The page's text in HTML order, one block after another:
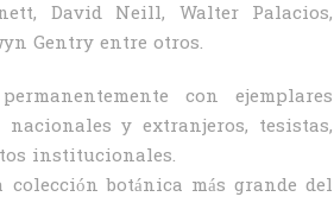
David Neill, Walter Palacios,
Gentry entre otros.
con ejemplares
y extranjeros, tesistas,
institucionales.
botánica más grande del